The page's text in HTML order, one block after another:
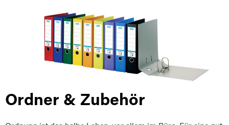
Ordner & Zubehör